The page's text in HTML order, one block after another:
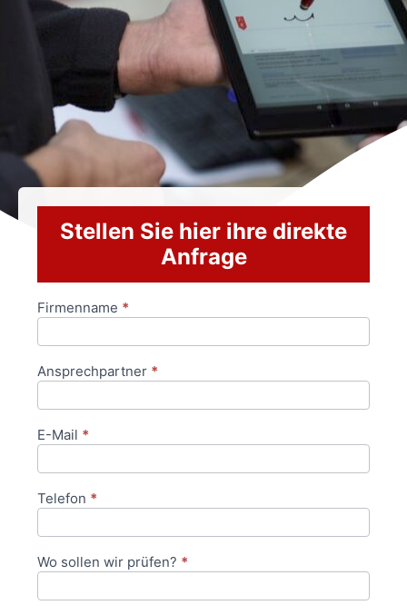
Stellen Sie hier ihre direkte
Anfrage
Anfrageformular
Firmenname *
Ansprechpartner *
E-Mail *
Telefon *
Wo sollen wir prüfen? *